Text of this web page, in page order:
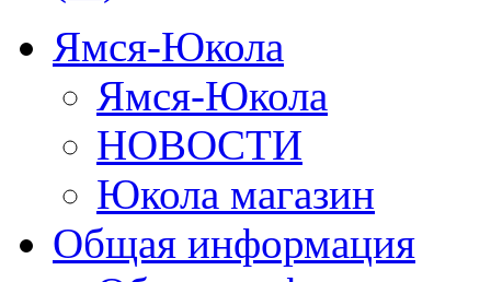
Ямся-Юкола
Ямся-Юкола
НОВОСТИ
Юкола магазин
Общая информация